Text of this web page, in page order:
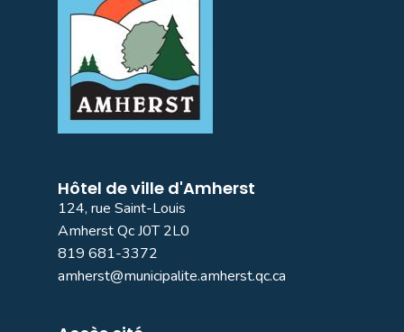
Hôtel de ville d'Amherst
124, rue Saint-Louis
Amherst Qc J0T 2L0
819 681-3372
amherst@municipalite.amherst.qc.ca